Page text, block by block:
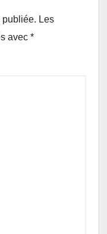
publiée. Les
avec *